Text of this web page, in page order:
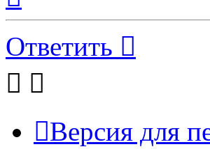
началу
Ответить
Версия для